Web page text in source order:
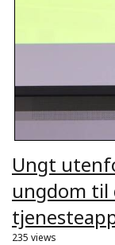
Ungt
ungdom
235 views